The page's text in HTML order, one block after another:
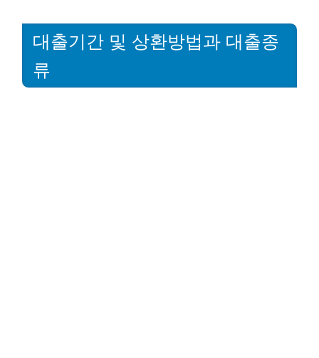
대출기간 및 상환방법과 대출종
류